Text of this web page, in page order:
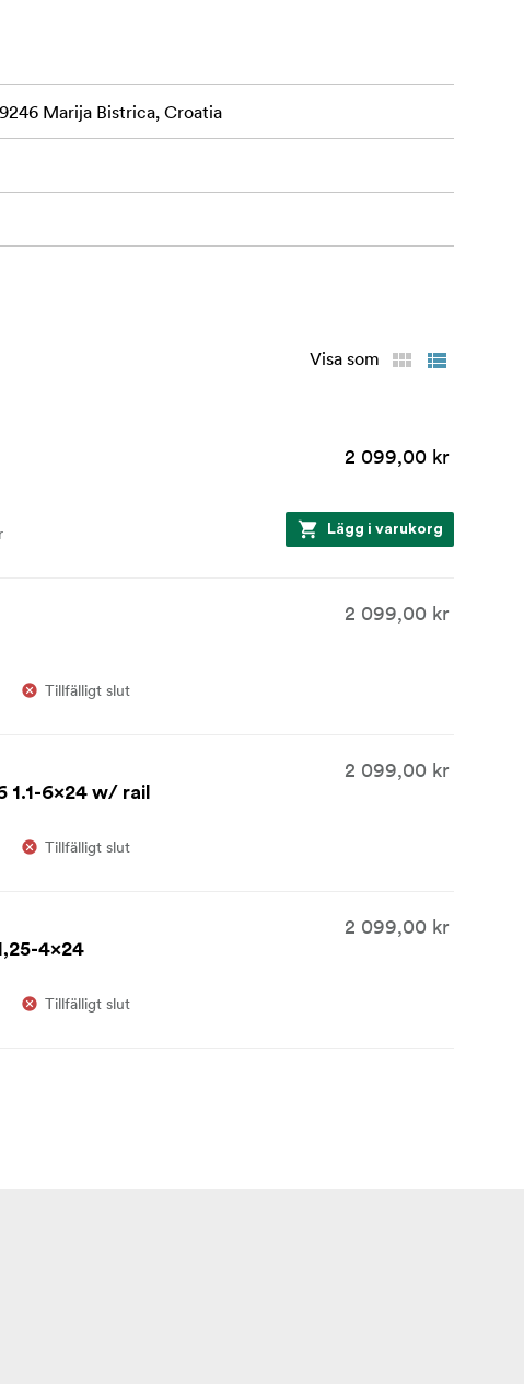
Marija Bistrica, Croatia
Visa som
2 099,00 kr
Lägg i varukorg
2 099,00 kr
Tillfälligt slut
6x24 w/ rail
2 099,00 kr
Tillfälligt slut
4x24
2 099,00 kr
Tillfälligt slut